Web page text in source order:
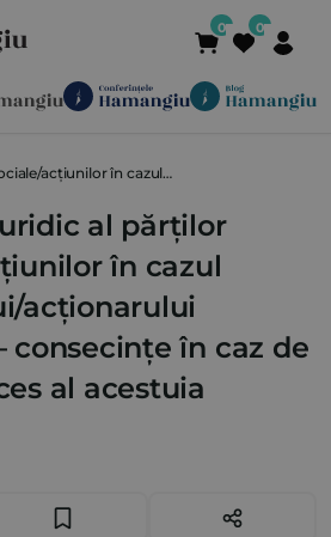
acțiunilor în cazul
– consecințe în caz de divorț, deces al
al părților
în cazul
acționarului
consecințe în caz de
al acestuia